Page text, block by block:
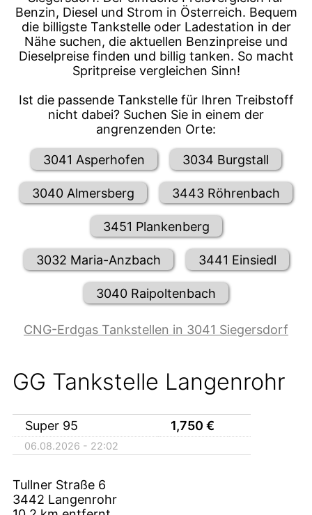
Benzin, Diesel und Strom in Österreich. Bequem
die billigste Tankstelle oder Ladestation in der
Nähe suchen, die aktuellen Benzinpreise und
Dieselpreise finden und billig tanken. So macht
Spritpreise vergleichen Sinn!
Ist die passende Tankstelle für Ihren Treibstoff
nicht dabei? Suchen Sie in einem der
angrenzenden Orte:
3041 Asperhofen 3034 Burgstall
3040 Almersberg 3443 Röhrenbach
3451 Plankenberg
3032 Maria-Anzbach 3441 Einsiedl
3040 Raipoltenbach
CNG-Erdgas Tankstellen in 3041 Siegersdorf
GG Tankstelle Langenrohr
Super 95 1,750 €
06.08.2026 - 22:02
Tullner Straße 6
3442 Langenrohr